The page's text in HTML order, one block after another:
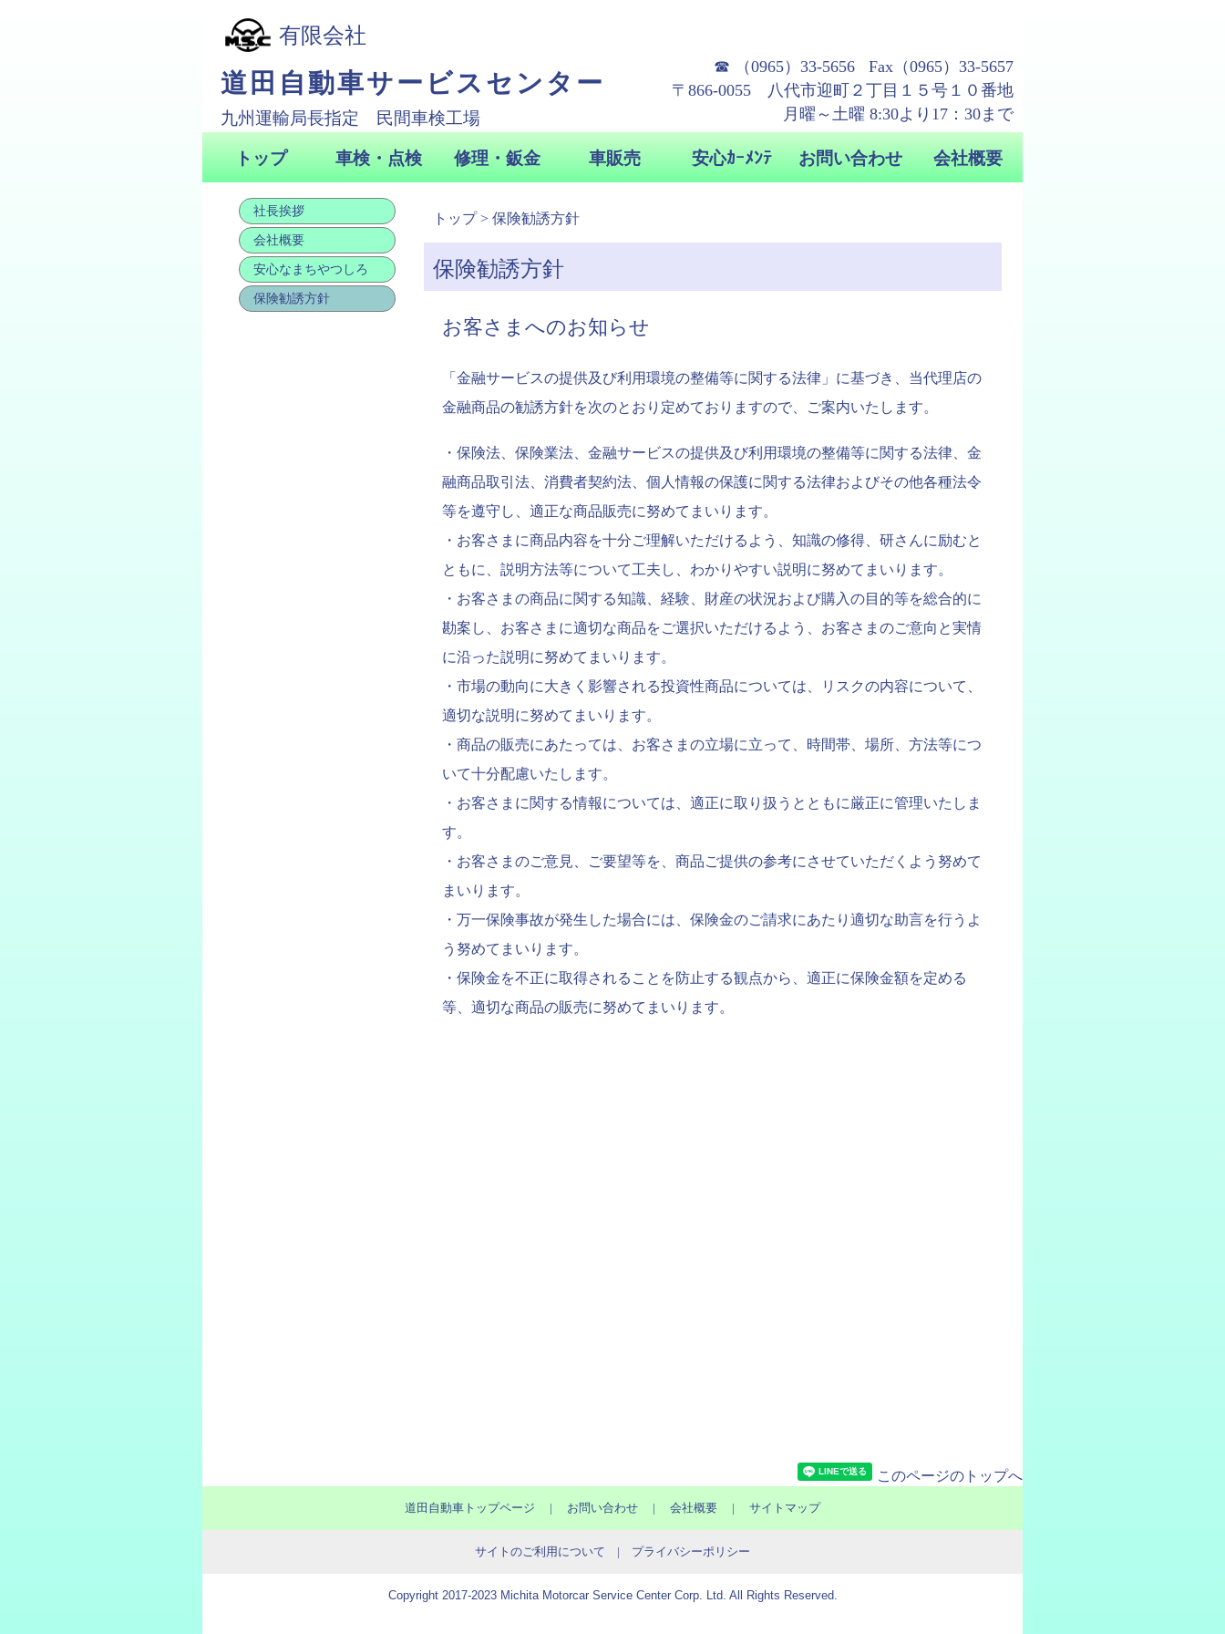
社長挨拶
会社概要
安心なまちやつしろ
保険勧誘方針
トップ> 保険勧誘方針
保険勧誘方針
お客さまへのお知らせ
「金融サービスの提供及び利用環境の整備等に関する法律」に基づき、当代理店の
金融商品の勧誘方針を次のとおり定めておりますので、ご案内いたします。
・保険法、保険業法、金融サービスの提供及び利用環境の整備等に関する法律、金
融商品取引法、消費者契約法、個人情報の保護に関する法律およびその他各種法令
等を遵守し、適正な商品販売に努めてまいります。
・お客さまに商品内容を十分ご理解いただけるよう、知識の修得、研さんに励むと
ともに、説明方法等について工夫し、わかりやすい説明に努めてまいります。
・お客さまの商品に関する知識、経験、財産の状況および購入の目的等を総合的に
勘案し、お客さまに適切な商品をご選択いただけるよう、お客さまのご意向と実情
に沿った説明に努めてまいります。
・市場の動向に大きく影響される投資性商品については、リスクの内容について、
適切な説明に努めてまいります。
・商品の販売にあたっては、お客さまの立場に立って、時間帯、場所、方法等につ
いて十分配慮いたします。
・お客さまに関する情報については、適正に取り扱うとともに厳正に管理いたしま
す。
・お客さまのご意見、ご要望等を、商品ご提供の参考にさせていただくよう努めて
まいります。
・万一保険事故が発生した場合には、保険金のご請求にあたり適切な助言を行うよ
う努めてまいります。
・保険金を不正に取得されることを防止する観点から、適正に保険金額を定める
等、適切な商品の販売に努めてまいります。
このページのトップへ